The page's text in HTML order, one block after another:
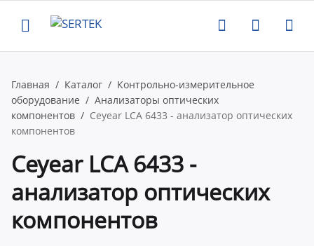
измерительное
и усилители
и аттестация поставляемого
поддержка оборудования
Главная Каталог
Контрольно-измерительное
оборудование
Анализаторы оптических
компонентов
Ceyear LCA 6433 - анализатор оптических
компонентов
Ceyear LCA 6433 -
анализатор оптических
компонентов